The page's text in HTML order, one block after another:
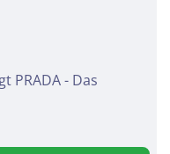
PRADA - Das